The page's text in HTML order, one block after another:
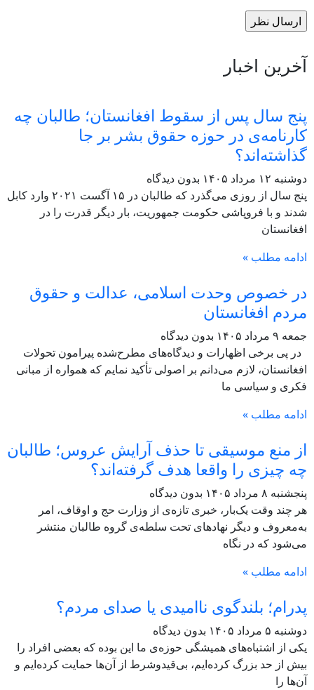
آخرین اخبار
پنج سال پس از سقوط افغانستان؛ طالبان چه
کارنامه‌ی در حوزه حقوق بشر بر جا
گذاشته‌اند؟
دوشنبه ۱۲ مرداد ۱۴۰۵
بدون دیدگاه
پنج سال از روزی می‌گذرد که طالبان در ۱۵ آگست ۲۰۲۱ وارد کابل
شدند و با فروپاشی حکومت جمهوریت، بار دیگر قدرت را در
افغانستان
ادامه مطلب »
در خصوص وحدت اسلامی، عدالت و حقوق
مردم افغانستان
جمعه ۹ مرداد ۱۴۰۵
بدون دیدگاه
در پی برخی اظهارات و دیدگاه‌های مطرح‌شده پیرامون تحولات
افغانستان، لازم می‌دانم بر اصولی تأکید نمایم که همواره از مبانی
فکری و سیاسی ما
ادامه مطلب »
از منع موسیقی تا حذف آرایش عروس؛ طالبان
چه چیزی را واقعا هدف گرفته‌اند؟
پنجشنبه ۸ مرداد ۱۴۰۵
بدون دیدگاه
هر چند وقت یک‌بار، خبری تازه‌ی از وزارت حج و اوقاف، امر
به‌معروف و دیگر نهادهای تحت سلطه‌ی گروه طالبان منتشر
می‌شود که در نگاه
ادامه مطلب »
پدرام؛ بلندگوی ناامیدی یا صدای مردم؟
دوشنبه ۵ مرداد ۱۴۰۵
بدون دیدگاه
یکی از اشتباه‌های همیشگی حوزه‌ی ما این بوده که بعضی افراد را
بیش از حد بزرگ کرده‌ایم، بی‌قیدوشرط از آن‌ها حمایت کرده‌ایم و
آن‌ها را